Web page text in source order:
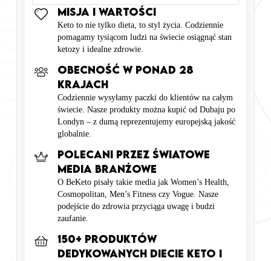
Misja I WARTOŚCI
Keto to nie tylko dieta, to styl życia. Codziennie
pomagamy tysiącom ludzi na świecie osiągnąć stan
ketozy i idealne zdrowie.
OBECNOŚĆ W PONAD 28
KRAJACH
Codziennie wysyłamy paczki do klientów na całym
świecie. Nasze produkty można kupić od Dubaju po
Londyn – z dumą reprezentujemy europejską jakość
globalnie.
POLECANI PRZEZ ŚWIATOWE
MEDIA BRANŻOWE
O BeKeto pisały takie media jak Women’s Health,
Cosmopolitan, Men’s Fitness czy Vogue. Nasze
podejście do zdrowia przyciąga uwagę i budzi
zaufanie.
150+ produktów
dedykowanych diecie keto i